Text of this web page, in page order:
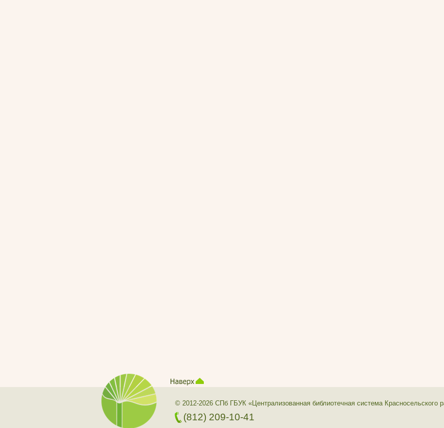
© 2012-2026 СПб ГБУК «Централизованная библиотечная система Красносельского
(812) 209-10-41